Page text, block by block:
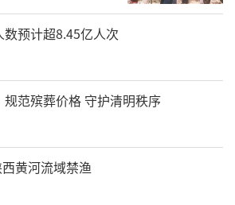
也是加强审美教育、提升创
方式。”
预计超8.45亿人次
范殡葬价格 守护清明秩序
黄河流域禁渔